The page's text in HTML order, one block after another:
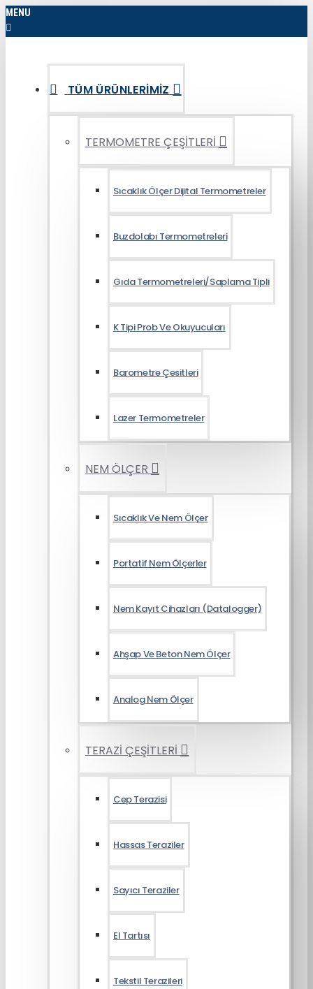
MENU
TÜM ÜRÜNLERIMIZ
TERMOMETRE ÇEŞİTLERİ
Sıcaklık Ölçer Dijital Termometreler
Buzdolabı Termometreleri
Gıda Termometreleri/Saplama Tipli
K Tipi Prob Ve Okuyucuları
Barometre Çesitleri
Lazer Termometreler
NEM ÖLÇER
Sıcaklık Ve Nem Ölçer
Portatif Nem Ölçerler
Nem Kayıt Cihazları (Datalogger)
Ahşap Ve Beton Nem Ölçer
Analog Nem Ölçer
TERAZİ ÇEŞİTLERİ
Cep Terazisi
Hassas Teraziler
Sayıcı Teraziler
El Tartısı
Tekstil Terazileri